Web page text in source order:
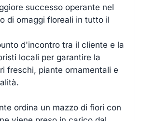
successo operante nel
di omaggi floreali in tutto il
d'incontro tra il cliente e la
locali per garantire la
freschi, piante ornamentali e
ordina un mazzo di fiori con